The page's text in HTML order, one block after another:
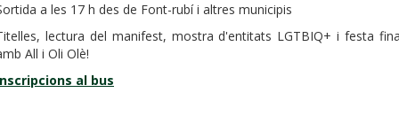
a les 17 h des de Font-rubí i altres municipis
lectura del manifest, mostra d'entitats LGTBIQ+ i festa
All i Oli Olè!
al bus